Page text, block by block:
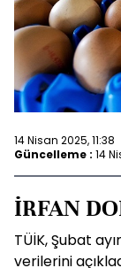
14 Nisan 2025, 11:38
Güncelleme : 14
İRFAN
TÜİK, Şubat
verilerini